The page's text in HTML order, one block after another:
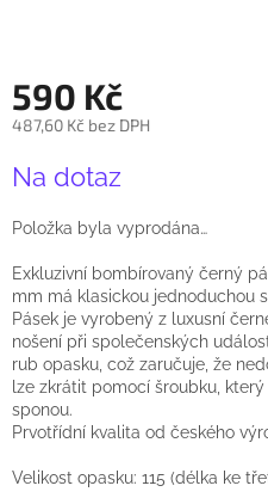
590 Kč
487,60 Kč bez DPH
cena:
Na dotaz
Položka byla vyprodána…
Exkluzivní bombírovaný černý
mm má klasickou jednoduchou
Pásek je vyrobený z luxusní
nošení při společenských
rub opasku, což zaručuje, že
lze zkrátit pomocí šroubku,
sponou.
Prvotřídní kvalita od českého
Velikost opasku: 115 (délka ke